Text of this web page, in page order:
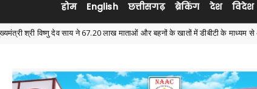
होम English छत्तीसगढ़ ब्रेकिंग देश विदेश
खातों में डीबीटी के माध्यम से अंतरित किए 630.55 करोड़ रुपये Ambagarh